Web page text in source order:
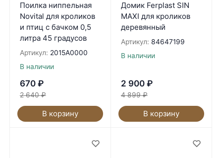
Поилка ниппельная
Novital для кроликов
и птиц с бачком 0,5
литра 45 градусов
Артикул: 2015A0000
В наличии
670 ₽
2 640 ₽
В корзину
Домик Ferplast SIN
MAXI для кроликов
деревянный
Артикул: 84647199
В наличии
2 900 ₽
4 899 ₽
В корзину